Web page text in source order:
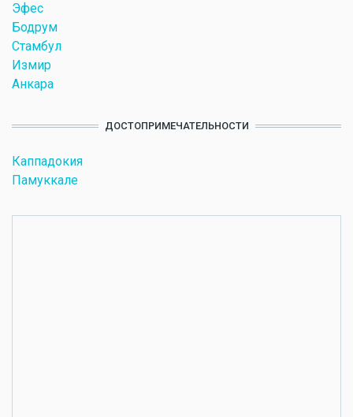
Эфес
Бодрум
Стамбул
Измир
Анкара
ДОСТОПРИМЕЧАТЕЛЬНОСТИ
Каппадокия
Памуккале